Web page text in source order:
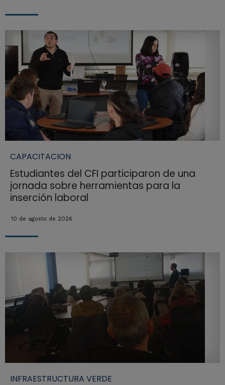
CAPACITACION
Estudiantes del CFI participaron de una
jornada sobre herramientas para la
inserción laboral
10 de agosto de 2026
INFRAESTRUCTURA VERDE